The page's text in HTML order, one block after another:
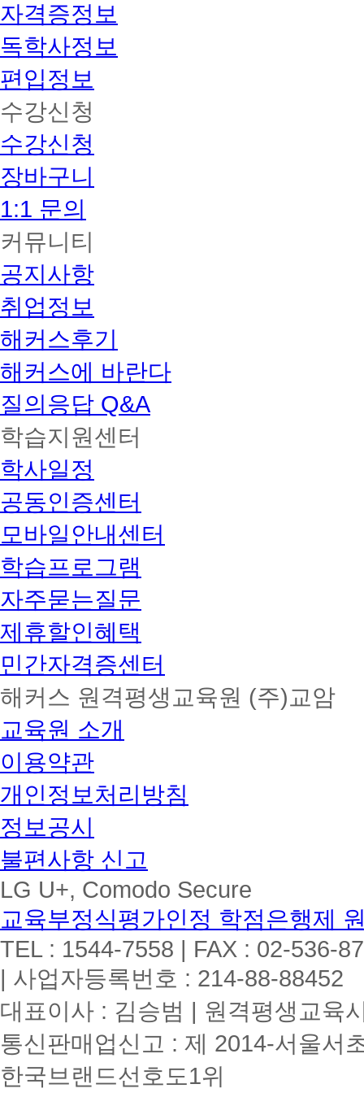
자격증정보
독학사정보
편입정보
수강신청
수강신청
장바구니
1:1 문의
커뮤니티
공지사항
취업정보
해커스후기
해커스에 바란다
질의응답 Q&A
학습지원센터
학사일정
공동인증센터
모바일안내센터
학습프로그램
자주묻는질문
제휴할인혜택
민간자격증센터
해커스 원격평생교육원 (주)교암
교육원 소개
이용약관
개인정보처리방침
정보공시
불편사항 신고
LG U+, Comodo Secure
교육부정식평가인정 학점은행제
TEL : 1544-7558 | FAX : 02-536-
| 사업자등록번호 : 214-88-88452
대표이사 : 김승범 | 원격평생교육
통신판매업신고 : 제 2014-서울서
한국브랜드선호도1위